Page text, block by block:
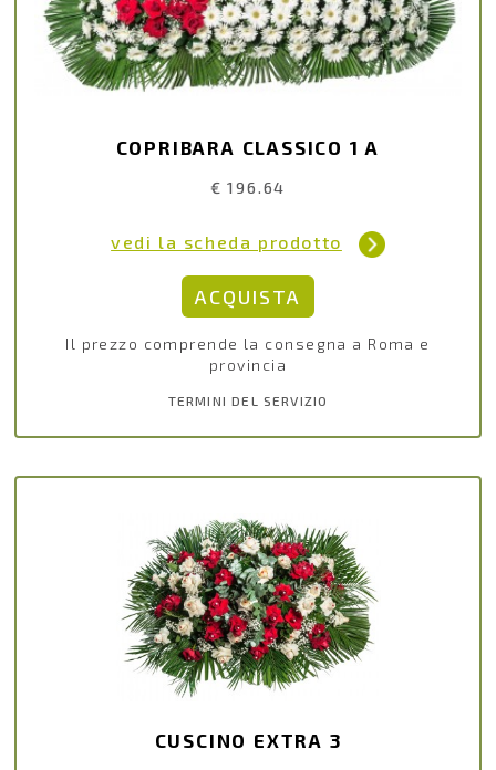
COPRIBARA CLASSICO 1 A
€ 196.64
vedi la scheda prodotto
Il prezzo comprende la consegna a Roma e
provincia
TERMINI DEL SERVIZIO
CUSCINO EXTRA 3